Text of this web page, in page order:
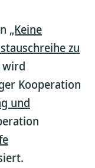
„Keine
zu
wird
Kooperation
und